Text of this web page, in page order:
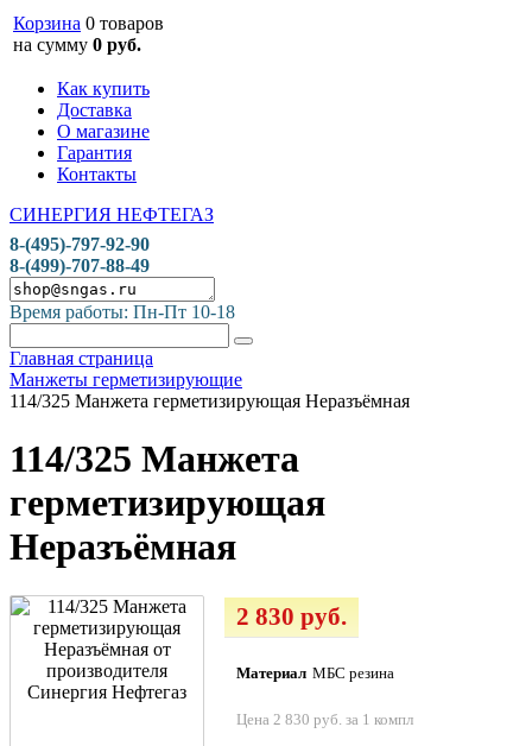
Корзина 0 товаров
на сумму 0 руб.
Как купить
Доставка
О магазине
Гарантия
Контакты
СИНЕРГИЯ НЕФТЕГАЗ
8-(495)-797-92-90
8-(499)-707-88-49
Время работы: Пн-Пт 10-18
Главная страница
Манжеты герметизирующие
114/325 Манжета герметизирующая Неразъёмная
114/325 Манжета
герметизирующая
Неразъёмная
2 830 руб.
Материал МБС резина
Цена 2 830 руб. за 1 компл